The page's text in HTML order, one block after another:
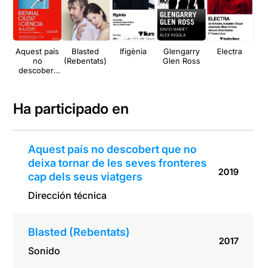
Aquest país
no
descobert
fronteres
cap dels
seus
Blasted
(Rebentats)
Ifigènia
Glengarry
Glen Ross
Electra
Ha participado en
Aquest país no descobert que no
deixa tornar de les seves fronteres
cap dels seus viatgers
Dirección técnica
2019
Blasted (Rebentats)
Sonido
2017